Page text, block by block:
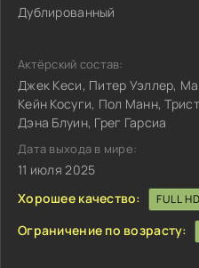
Дублированный
Актёрский состав:
Джек Кеси, Питер Уэллер,
Кейн Косуги, Пол Манн,
Дэна Блуин, Грег Гарсиа
Дата выхода в мире:
11 июля 2025
Хорошее качество:
FULL
Ограничение по возрасту: